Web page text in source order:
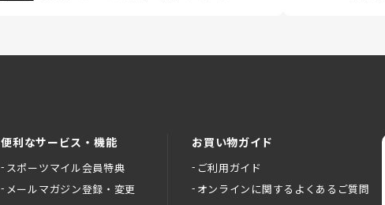
便利なサービス・機能
スポーツマイル会員特典
メールマガジン登録・変更
お買い物ガイド
ご利用ガイド
オンラインに関するよくあるご質問